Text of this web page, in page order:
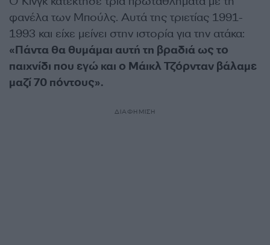
φανέλα των Μπούλς. Αυτά της τριετίας 1991-
1993 και είχε μείνει στην ιστορία για την ατάκα:
«Πάντα θα θυμάμαι αυτή τη βραδιά ως το
παιχνίδι που εγώ και ο Μάικλ Τζόρνταν βάλαμε
μαζί 70 πόντους».
ΔΙΑΦΗΜΙΣΗ